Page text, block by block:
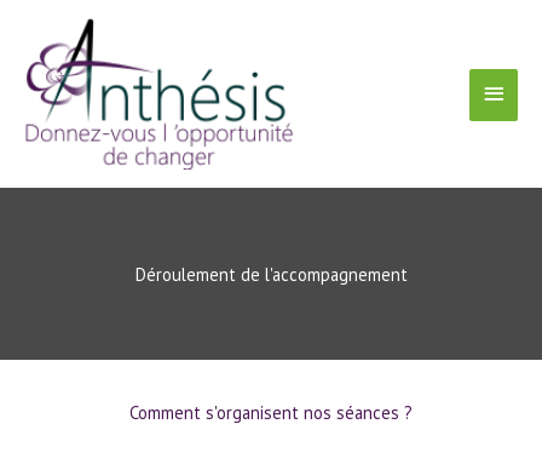
contenu
Déroulement de l'accompagnement
Comment s'organisent nos séances ?